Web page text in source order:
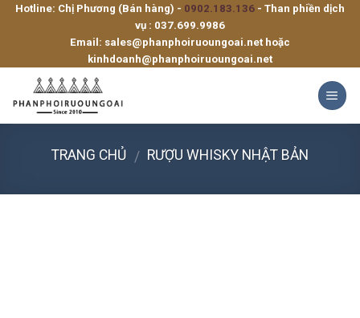
SkipHotline: Chị Phương (Bán hàng) - 0902.183.136 - Than phiền dịch
vụ : 037.699.9986
Email: sales@phanphoiruoungoai.net hoặc
kinhdoanh@phanphoiruoungoai.net
TRANG CHỦ / RƯỢU WHISKY NHẬT BẢN